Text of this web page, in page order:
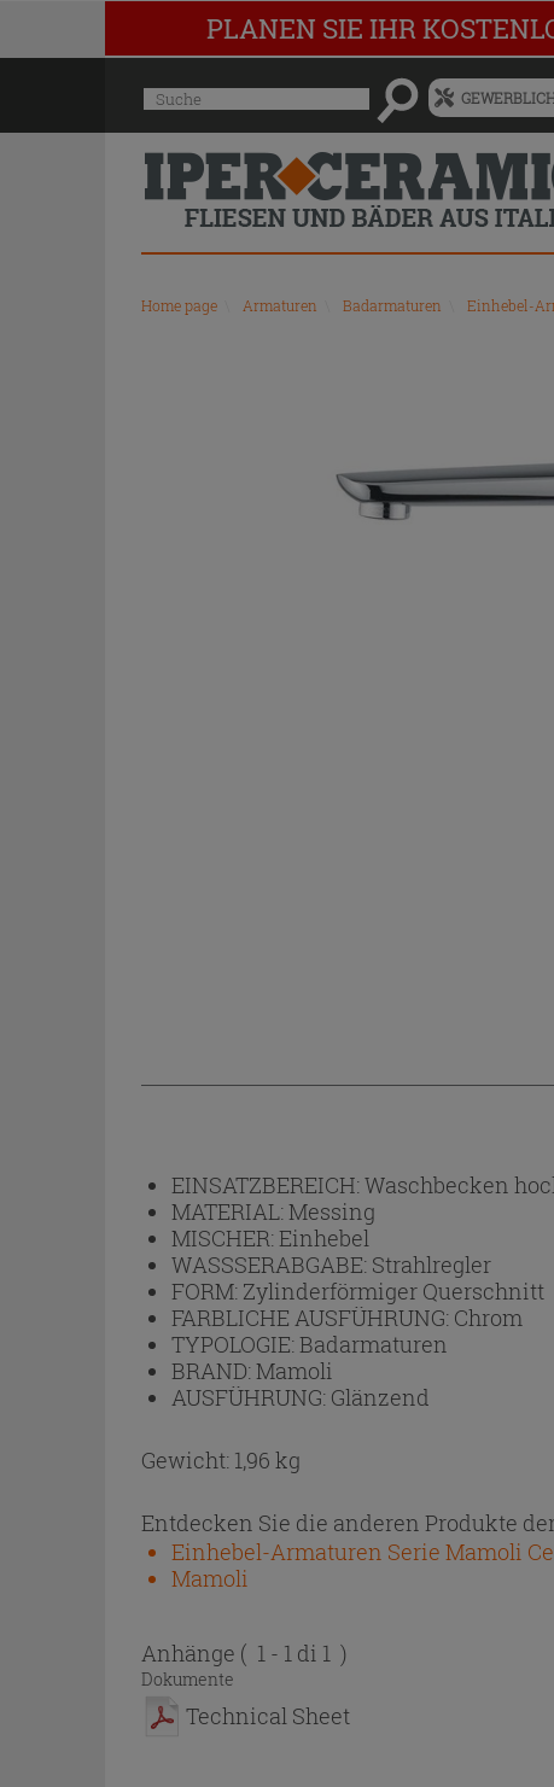
PLANEN SIE IHR
Menü
für
vorgeschlagenen
Siteinhalt
und
Suchprotokoll
Suche
Home page Armaturen Badarmaturen Einhebel-
EINSATZBEREICH:Waschbecken
MATERIAL:Messing
MISCHER:Einhebel
WASSSERABGABE: Strahlregler
FORM: Zylinderförmiger Querschnitt
FARBLICHE AUSFÜHRUNG: Chrom
TYPOLOGIE:Badarmaturen
BRAND:Mamoli
AUSFÜHRUNG: Glänzend
Gewicht: 1,96 kg
Entdecken Sie die anderen Produkte
Einhebel-Armaturen Serie Mamoli
Mamoli
Anhänge ( 1 - 1 di 1 )
Dokumente
Technical Sheet